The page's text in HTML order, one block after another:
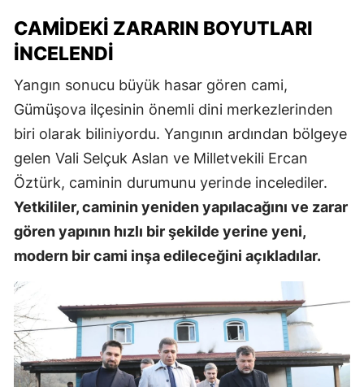
CAMIDEKI ZARARIN BOYUTLARI
İNCELENDI
Yangın sonucu büyük hasar gören cami,
Gümüşova ilçesinin önemli dini merkezlerinden
biri olarak biliniyordu. Yangının ardından bölgeye
gelen Vali Selçuk Aslan ve Milletvekili Ercan
Öztürk, caminin durumunu yerinde incelediler.
Yetkililer, caminin yeniden yapılacağını ve zarar
gören yapının hızlı bir şekilde yerine yeni,
modern bir cami inşa edileceğini açıkladılar.